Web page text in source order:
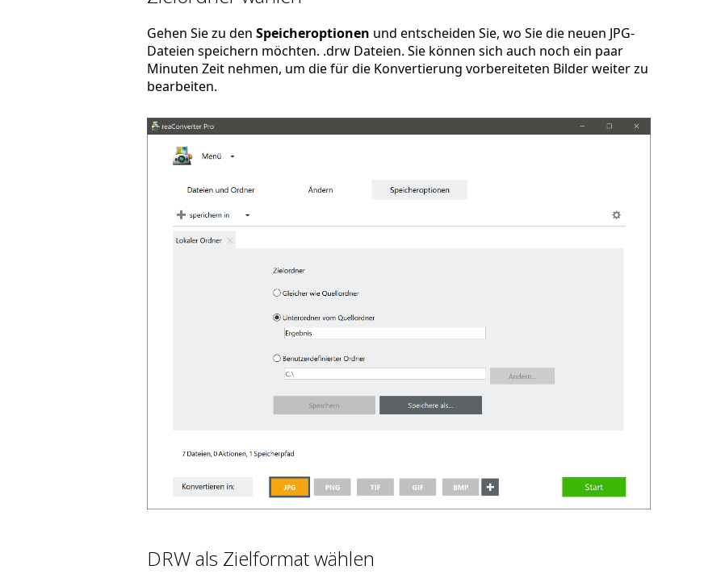
Gehen Sie zu den Speicheroptionen und entscheiden Sie, wo Sie die neuen JPG-
Dateien speichern möchten. .drw Dateien. Sie können sich auch noch ein paar
Minuten Zeit nehmen, um die für die Konvertierung vorbereiteten Bilder weiter zu
bearbeiten.
DRW als Zielformat wählen